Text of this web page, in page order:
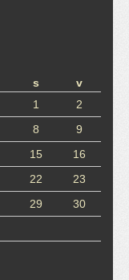
s
v
1
2
8
9
15
16
22
23
29
30